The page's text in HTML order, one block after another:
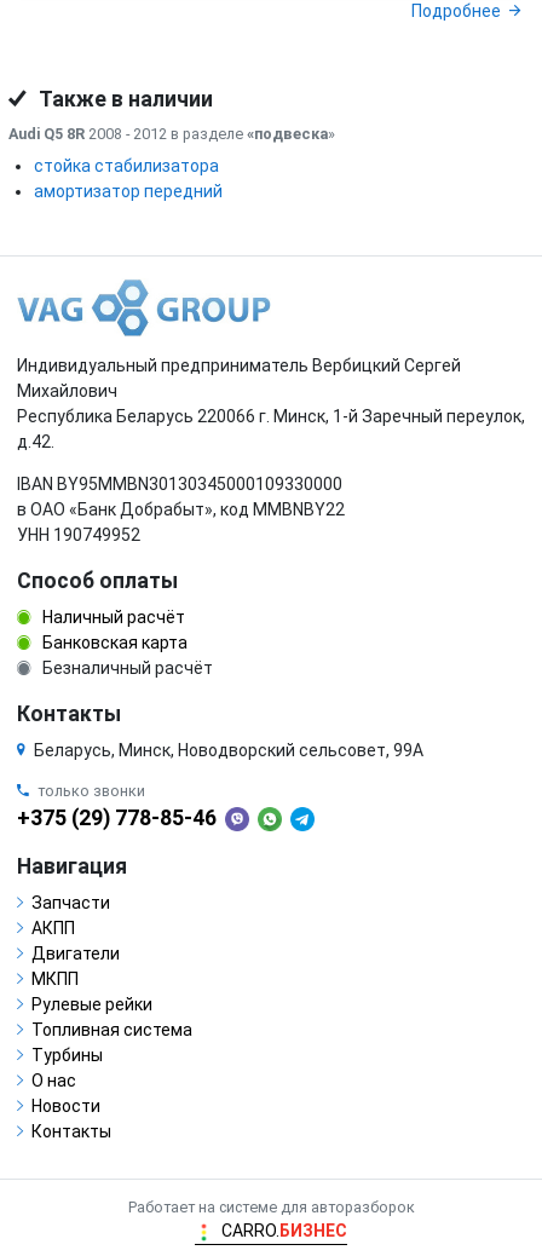
Подробнее
Также в наличии
Audi Q5 8R 2008 - 2012 в разделе «подвеска»
стойка стабилизатора
амортизатор передний
Индивидуальный предприниматель Вербицкий Сергей
Михайлович
Республика Беларусь 220066 г. Минск, 1-й Заречный переулок,
д.42.
IBAN BY95MMBN30130345000109330000
в ОАО «Банк Добрабыт», код MMBNBY22
УНН 190749952
Способ оплаты
Наличный расчёт
Банковская карта
Безналичный расчёт
Контакты
Беларусь, Минск, Новодворский сельсовет, 99А
только звонки
+375 (29) 778-85-46
Навигация
Запчасти
АКПП
Двигатели
МКПП
Рулевые рейки
Топливная система
Турбины
О нас
Новости
Контакты
Работает на системе для авторазборок
CARRO. БИЗНЕС